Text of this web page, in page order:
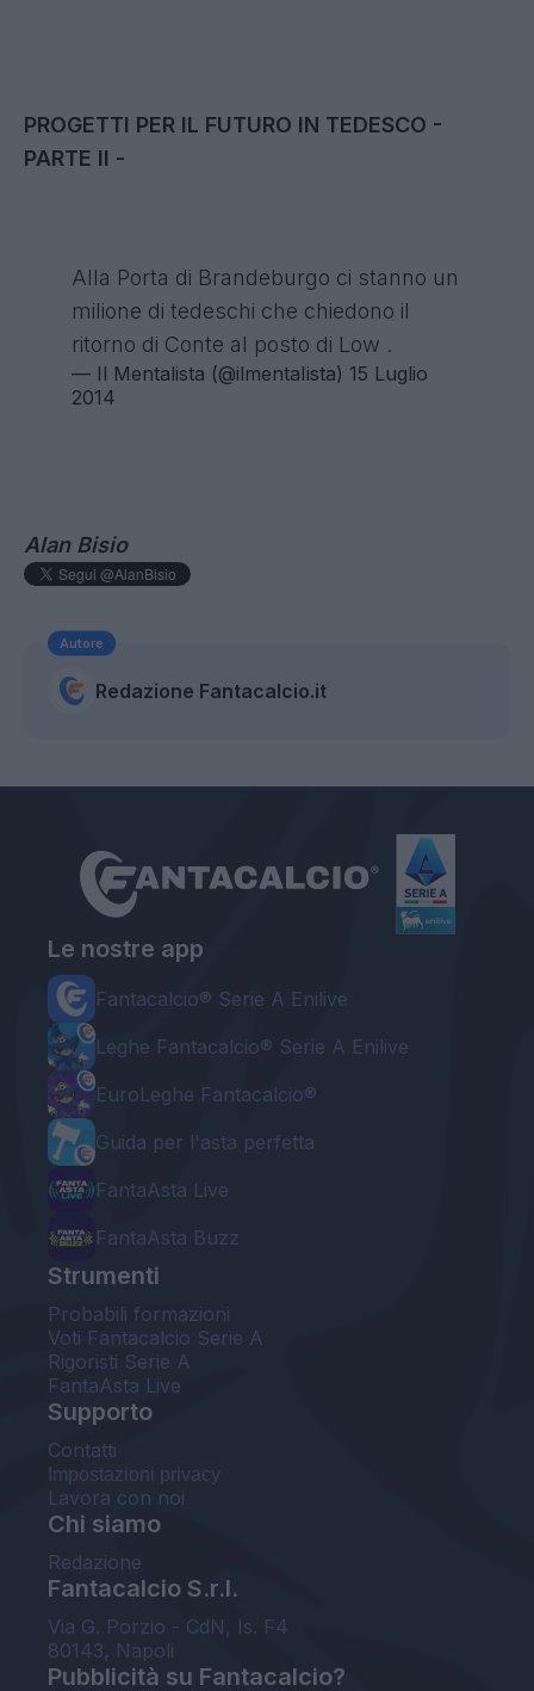
PROGETTI PER IL FUTURO IN TEDESCO -
PARTE II -
Alla Porta di Brandeburgo ci stanno un
milione di tedeschi che chiedono il
ritorno di Conte al posto di Low .
— Il Mentalista (@ilmentaIista) 15 Luglio
2014
Alan Bisio
Autore
Redazione Fantacalcio.it
Le nostre app
Fantacalcio® Serie A Enilive
Leghe Fantacalcio® Serie A Enilive
EuroLeghe Fantacalcio®
Guida per l'asta perfetta
FantaAsta Live
FantaAsta Buzz
Strumenti
Probabili formazioni
Voti Fantacalcio Serie A
Rigoristi Serie A
FantaAsta Live
Supporto
Contatti
Impostazioni privacy
Lavora con noi
Chi siamo
Redazione
Fantacalcio S.r.l.
Via G. Porzio - CdN, Is. F4
80143, Napoli
Pubblicità su Fantacalcio?